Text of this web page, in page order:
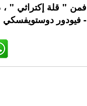
فمن " قلة إكتراثي " ،
- فيودور دوستويفسكي